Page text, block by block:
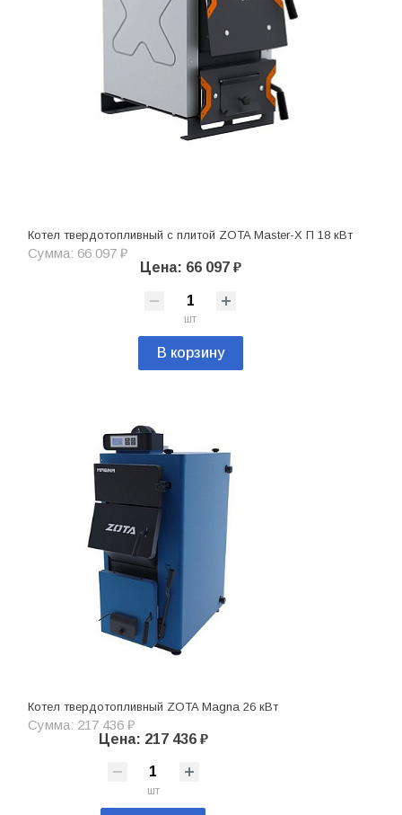
Котел твердотопливный с плитой ZOTA Master-X П 18 кВт
Сумма: 66 097 ₽
Цена: 66 097 ₽
шт
В корзину
Котел твердотопливный ZOTA Magna 26 кВт
Сумма: 217 436 ₽
Цена: 217 436 ₽
шт